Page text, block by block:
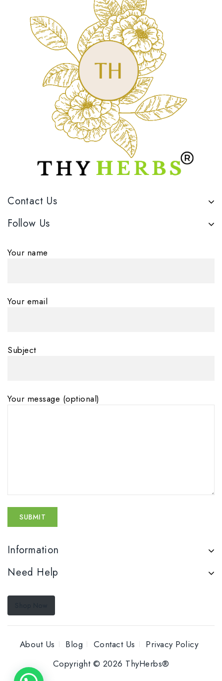
Contact Us
Follow Us
Your name
Your email
Subject
Your message (optional)
Information
Need Help
About Us Blog Contact Us
Privacy Policy
Copyright © 2026 ThyHerbs®